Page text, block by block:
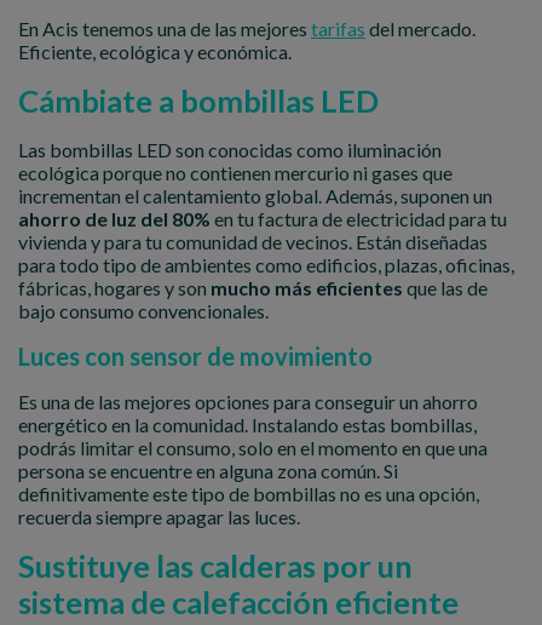
En Acis tenemos una de las mejores tarifas del mercado.
Eficiente, ecológica y económica.
Cámbiate a bombillas LED
Las bombillas LED son conocidas como iluminación
ecológica porque no contienen mercurio ni gases que
incrementan el calentamiento global. Además, suponen un
ahorro de luz del 80% en tu factura de electricidad para tu
vivienda y para tu comunidad de vecinos. Están diseñadas
para todo tipo de ambientes como edificios, plazas, oficinas,
fábricas, hogares y son mucho más eficientes que las de
bajo consumo convencionales.
Luces con sensor de movimiento
Es una de las mejores opciones para conseguir un ahorro
energético en la comunidad. Instalando estas bombillas,
podrás limitar el consumo, solo en el momento en que una
persona se encuentre en alguna zona común. Si
definitivamente este tipo de bombillas no es una opción,
recuerda siempre apagar las luces.
Sustituye las calderas por un
sistema de calefacción eficiente